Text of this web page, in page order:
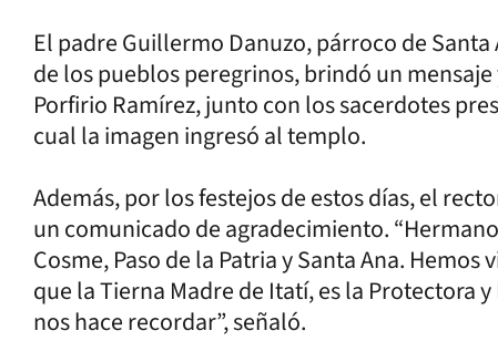
El padre Guillermo Danuzo, párroco de
de los pueblos peregrinos, brindó un
Porfirio Ramírez, junto con los sacerdotes
cual la imagen ingresó al templo.
Además, por los festejos de estos días, el
un comunicado de agradecimiento.
Cosme, Paso de la Patria y Santa Ana. Hemos
que la Tierna Madre de Itatí, es la Protectora
nos hace recordar”, señaló.